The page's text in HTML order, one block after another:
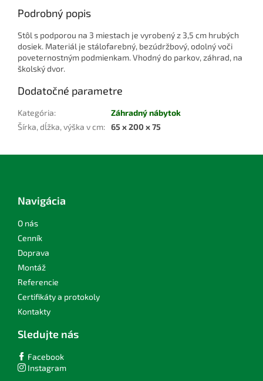
Podrobný popis
Stôl s podporou na 3 miestach je vyrobený z 3,5 cm hrubých
dosiek. Materiál je stálofarebný, bezúdržbový, odolný voči
poveternostným podmienkam. Vhodný do parkov, záhrad, na
školský dvor.
Dodatočné parametre
Kategória:
Záhradný nábytok
Šírka, dĺžka, výška v cm: 65 x 200 x 75
Navigácia
O nás
Cenník
Doprava
Montáž
Referencie
Certifikáty a protokoly
Kontakty
Sledujte nás
Facebook
Instagram